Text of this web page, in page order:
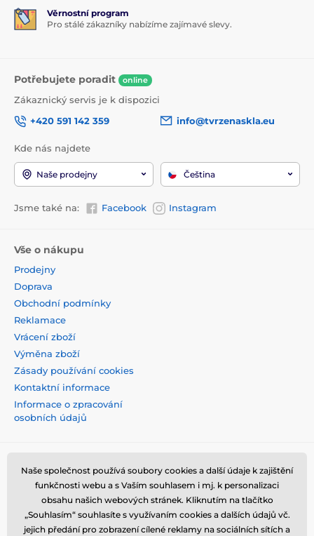
Věrnostní program
Pro stálé zákazníky nabízíme zajímavé slevy.
Potřebujete poradit online
Zákaznický servis je k dispozici
+420 591 142 359
info@tvrzenaskla.eu
Kde nás najdete
Naše prodejny Čeština
Jsme také na: Facebook Instagram
Vše o nákupu
Prodejny
Doprava
Obchodní podmínky
Reklamace
Vrácení zboží
Výměna zboží
Zásady používání cookies
Kontaktní informace
Informace o zpracování
osobních údajů
Naše společnost používá soubory cookies a další údaje k zajištění
funkčnosti webu a s Vaším souhlasem i mj. k personalizaci
obsahu našich webových stránek. Kliknutím na tlačítko
„Souhlasím“ souhlasíte s využívaním cookies a dalších údajů vč.
jejich předání pro zobrazení cílené reklamy na sociálních sítích a